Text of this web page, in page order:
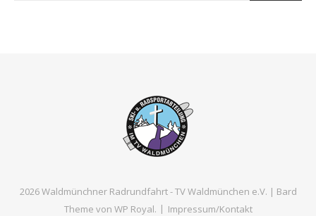
2026 Waldmünchner Radrundfahrt - TV Waldmünchen e.V. | Bard
Theme von WP Royal. Impressum/Kontakt